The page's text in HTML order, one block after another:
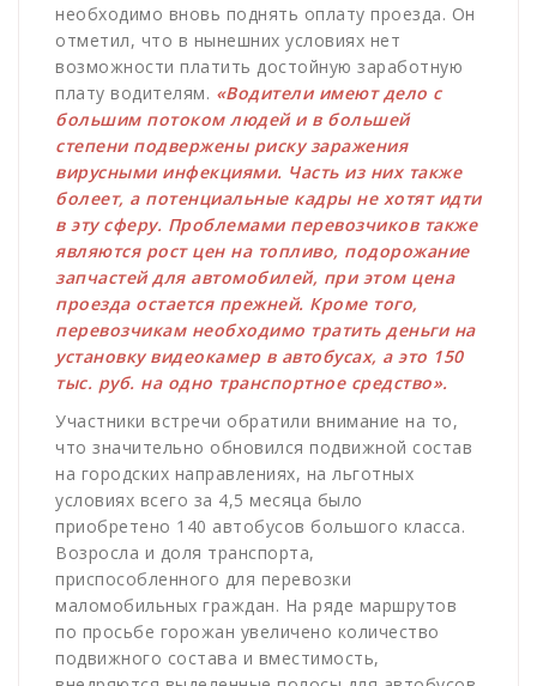
необходимо вновь поднять оплату проезда. Он
отметил, что в нынешних условиях нет
возможности платить достойную заработную
плату водителям. «Водители имеют дело с
большим потоком людей и в большей
степени подвержены риску заражения
вирусными инфекциями. Часть из них также
болеет, а потенциальные кадры не хотят идти
в эту сферу. Проблемами перевозчиков также
являются рост цен на топливо, подорожание
запчастей для автомобилей, при этом цена
проезда остается прежней. Кроме того,
перевозчикам необходимо тратить деньги на
установку видеокамер в автобусах, а это 150
тыс. руб. на одно транспортное средство».
Участники встречи обратили внимание на то,
что значительно обновился подвижной состав
на городских направлениях, на льготных
условиях всего за 4,5 месяца было
приобретено 140 автобусов большого класса.
Возросла и доля транспорта,
приспособленного для перевозки
маломобильных граждан. На ряде маршрутов
по просьбе горожан увеличено количество
подвижного состава и вместимость,